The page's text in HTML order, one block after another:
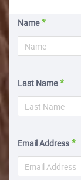
Name
Last Name
Email Address